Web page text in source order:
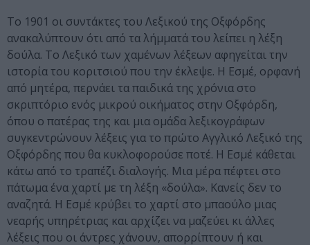
Το 1901 οι συντάκτες του Λεξικού της Οξφόρδης
ανακαλύπτουν ότι από τα λήμματά του λείπει η λέξη
δούλα. Το Λεξικό των χαμένων λέξεων αφηγείται την
ιστορία του κοριτσιού που την έκλεψε. Η Εσμέ, ορφανή
από μητέρα, περνάει τα παιδικά της χρόνια στο
σκριπτόριο ενός μικρού οικήματος στην Οξφόρδη,
όπου ο πατέρας της και μια ομάδα λεξικογράφων
συγκεντρώνουν λέξεις για το πρώτο Αγγλικό Λεξικό της
Οξφόρδης που θα κυκλοφορούσε ποτέ. Η Εσμέ κάθεται
κάτω από το τραπέζι διαλογής. Μια μέρα πέφτει στο
πάτωμα ένα χαρτί με τη λέξη «δούλα». Κανείς δεν το
αναζητά. Η Εσμέ κρύβει το χαρτί στο μπαούλο μιας
νεαρής υπηρέτριας και αρχίζει να μαζεύει κι άλλες
λέξεις που οι άντρες χάνουν, απορρίπτουν ή και